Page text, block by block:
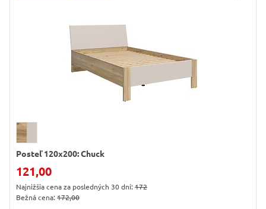
Posteľ 120x200: Chuck
121,00
Najnižšia cena za posledných 30 dní: 172
Bežná cena: 172,00